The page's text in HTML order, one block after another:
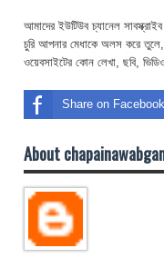
আমাদের ইউটিউব চ্যানেল
চুরি আপনার মেধাকে অলস করে
ওয়েবসাইটের কোন লেখা, ছবি,
Share on Facebook
About